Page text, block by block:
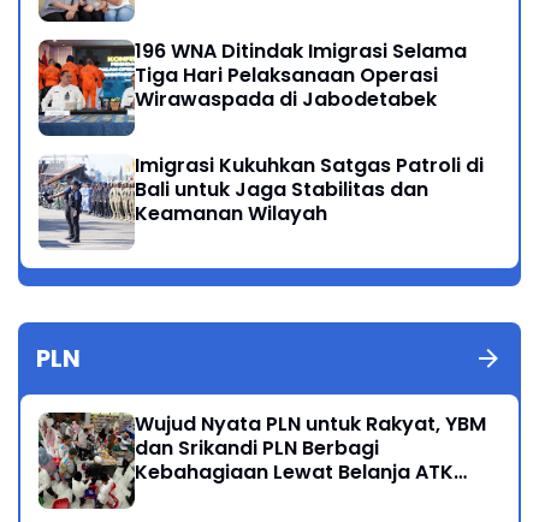
196 WNA Ditindak Imigrasi Selama
Tiga Hari Pelaksanaan Operasi
Wirawaspada di Jabodetabek
Imigrasi Kukuhkan Satgas Patroli di
Bali untuk Jaga Stabilitas dan
Keamanan Wilayah
PLN
Wujud Nyata PLN untuk Rakyat, YBM
dan Srikandi PLN Berbagi
Kebahagiaan Lewat Belanja ATK